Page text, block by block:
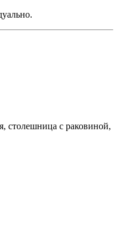
столешница с раковиной,